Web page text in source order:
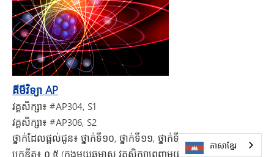
គីមីវិទ្យា AP
វគ្គសិក្សា៖ #AP304, S1
វគ្គសិក្សា៖ #AP306, S2
ថ្នាក់ដែលផ្តល់ជូន៖ ថ្នាក់ទី១០, ថ្នាក់ទី១១, ថ្នាក់ទី១២
០.៥ (ក្នុងមួយឆមាស វគ្គសិក្សាពេញមួយឆ្នាំ)
ភាសាខ្មែរ